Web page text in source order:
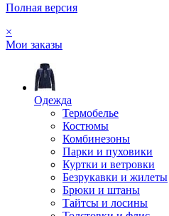
Полная версия
×
Мои заказы
Одежда
Термобелье
Костюмы
Комбинезоны
Парки и пуховики
Куртки и ветровки
Безрукавки и жилеты
Брюки и штаны
Тайтсы и лосины